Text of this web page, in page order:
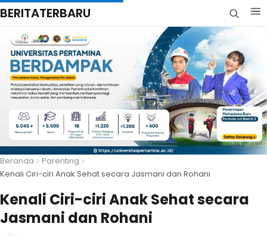
BERITATERBARU
Beranda
Parenting
Kenali Ciri-ciri Anak Sehat secara Jasmani dan Rohani
Kenali Ciri-ciri Anak Sehat secara
Jasmani dan Rohani